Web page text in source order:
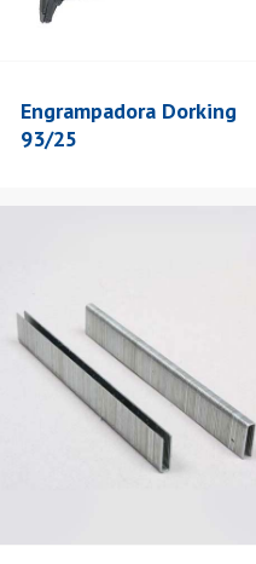
Engrampadora Dorking
93/25